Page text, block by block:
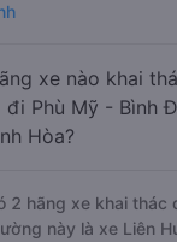
xe nào khai
đi Phù Mỹ - Bình
Hòa?
2 hãng xe khai thác
này là xe Liên